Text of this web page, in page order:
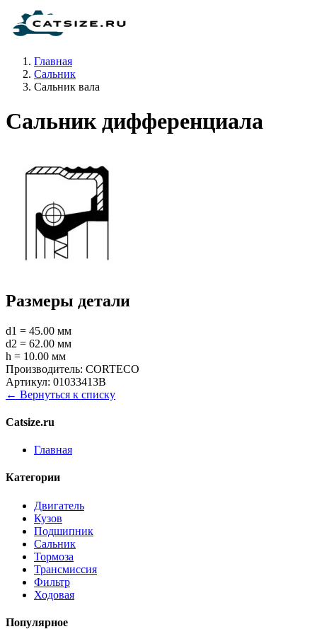
Главная
Сальник
Сальник вала
Сальник дифференциала
Размеры детали
d1 = 45.00 мм
d2 = 62.00 мм
h = 10.00 мм
Производитель: CORTECO
Артикул: 01033413B
← Вернуться к списку
Catsize.ru
Главная
Категории
Двигатель
Кузов
Подшипник
Сальник
Тормоза
Трансмиссия
Фильтр
Ходовая
Популярное